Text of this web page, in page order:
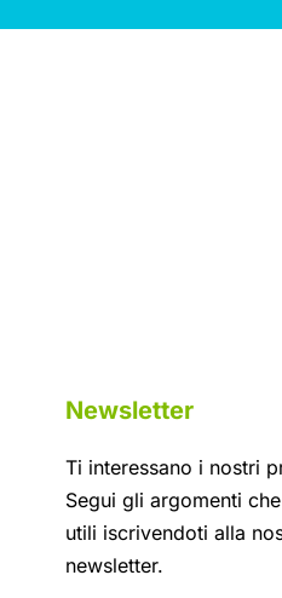
Newsletter
Ti interessano i nostri
Segui gli argomenti
utili iscrivendoti alla
newsletter.